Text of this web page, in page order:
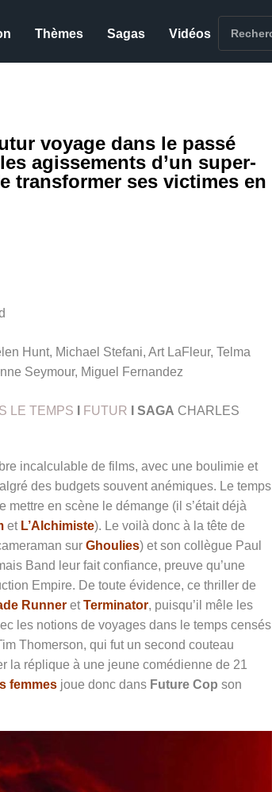
Thèmes Sagas Vidéos
voyage dans le passé
agissements d’un super-
transformer ses victimes en
Hunt, Michael Stefani, Art LaFleur, Telma
Seymour, Miguel Fernandez
LE TEMPS FUTUR I SAGA CHARLES
incalculable de films, avec une boulimie et
des budgets souvent anémiques. Le temps
mettre en scène le démange (il s’était déjà
et L’Alchimiste). Le voilà donc à la tête de
sur Ghoulies) et son collègue Paul
Band leur fait confiance, preuve qu’une
Empire. De toute évidence, ce thriller de
Runner etTerminator, puisqu’il mêle les
les notions de voyages dans le temps censés
Thomerson, qui fut un second couteau
la réplique à une jeune comédienne de 21
femmes joue donc dans Future Cop son